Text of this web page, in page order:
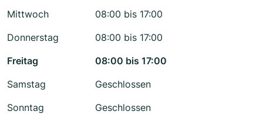
Mittwoch
08:00 bis 17:00
Donnerstag
08:00 bis 17:00
Freitag
08:00 bis 17:00
Samstag
Geschlossen
Sonntag
Geschlossen